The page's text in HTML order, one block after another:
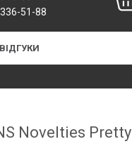
51-88
ВІДГУКИ
Novelties Pretty